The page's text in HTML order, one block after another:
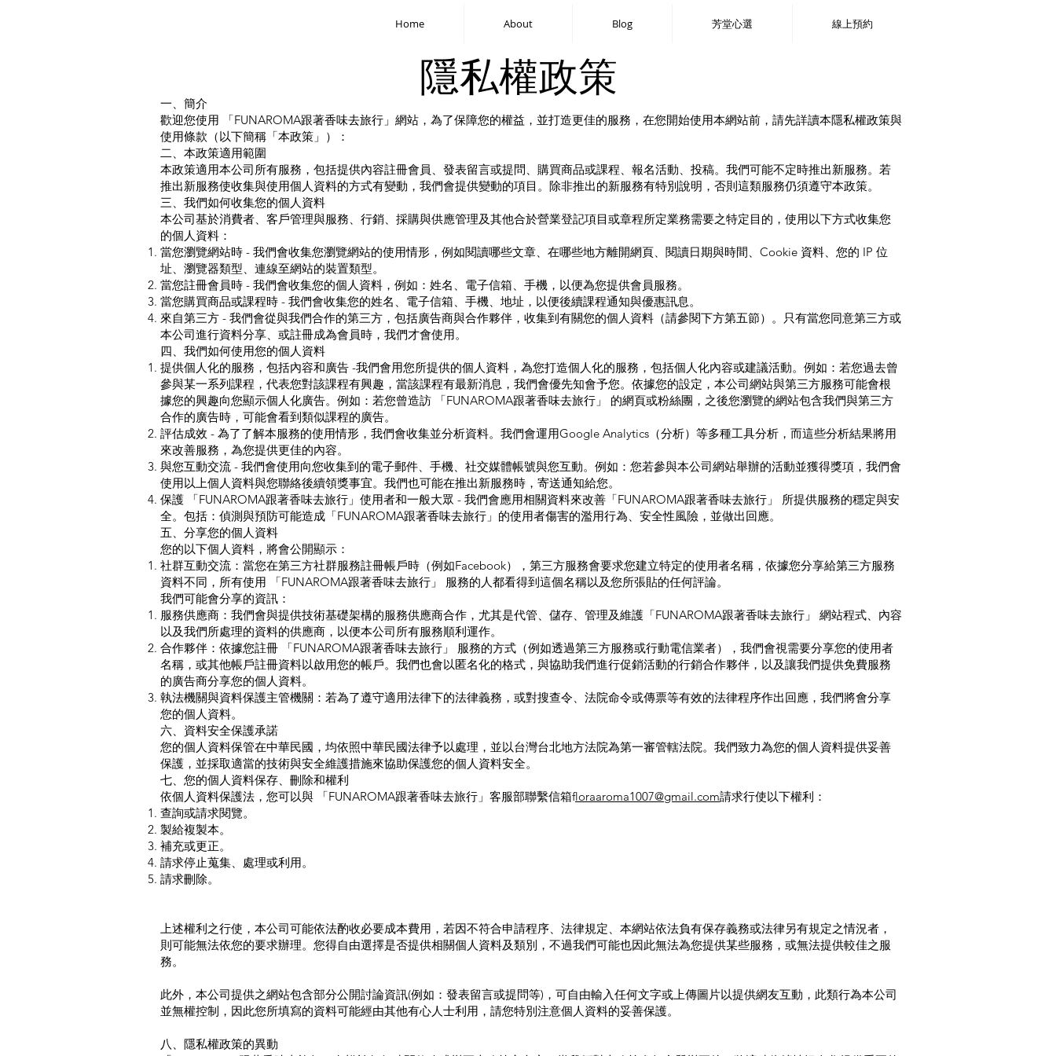
Home About Blog 芳堂心選 線上預約
隱私權政策
一、簡介
歡迎您使用 「FUNAROMA跟著香味去旅行」網站，為了保障您的權益，並打造更佳的服務，在您開始使用本網站前，請先詳讀本隱私權政策與
使用條款（以下簡稱「本政策」）：
二、本政策適用範圍
本政策適用本公司所有服務，包括提供內容註冊會員、發表留言或提問、購買商品或課程、報名活動、投稿。我們可能不定時推出新服務。若
推出新服務使收集與使用個人資料的方式有變動，我們會提供變動的項目。除非推出的新服務有特別說明，否則這類服務仍須遵守本政策。
三、我們如何收集您的個人資料
本公司基於消費者、客戶管理與服務、行銷、採購與供應管理及其他合於營業登記項目或章程所定業務需要之特定目的，使用以下方式收集您
的個人資料：
當您瀏覽網站時 - 我們會收集您瀏覽網站的使用情形，例如閱讀哪些文章、在哪些地方離開網頁、閱讀日期與時間、Cookie 資料、您的 IP 位
址、瀏覽器類型、連線至網站的裝置類型。
當您註冊會員時 - 我們會收集您的個人資料，例如：姓名、電子信箱、手機，以便為您提供會員服務。
當您購買商品或課程時 - 我們會收集您的姓名、電子信箱、手機、地址，以便後續課程通知與優惠訊息。
來自第三方 - 我們會從與我們合作的第三方，包括廣告商與合作夥伴，收集到有關您的個人資料（請參閱下方第五節）。只有當您同意第三方或
本公司進行資料分享、或註冊成為會員時，我們才會使用。
四、我們如何使用您的個人資料
提供個人化的服務，包括內容和廣告 -我們會用您所提供的個人資料，為您打造個人化的服務，包括個人化內容或建議活動。例如：若您過去曾
參與某一系列課程，代表您對該課程有興趣，當該課程有最新消息，我們會優先知會予您。依據您的設定，本公司網站與第三方服務可能會根
據您的興趣向您顯示個人化廣告。例如：若您曾造訪 「FUNAROMA跟著香味去旅行」 的網頁或粉絲團，之後您瀏覽的網站包含我們與第三方
合作的廣告時，可能會看到類似課程的廣告。
評估成效 - 為了了解本服務的使用情形，我們會收集並分析資料。我們會運用Google Analytics（分析）等多種工具分析，而這些分析結果將用
來改善服務，為您提供更佳的內容。
與您互動交流 - 我們會使用向您收集到的電子郵件、手機、社交媒體帳號與您互動。例如：您若參與本公司網站舉辦的活動並獲得獎項，我們會
使用以上個人資料與您聯絡後續領獎事宜。我們也可能在推出新服務時，寄送通知給您。
保護 「FUNAROMA跟著香味去旅行」使用者和一般大眾 - 我們會應用相關資料來改善「FUNAROMA跟著香味去旅行」 所提供服務的穩定與安
全。包括：偵測與預防可能造成 「FUNAROMA跟著香味去旅行」的使用者傷害的濫用行為、安全性風險，並做出回應。
五、分享您的個人資料
您的以下個人資料，將會公開顯示：
社群互動交流：當您在第三方社群服務註冊帳戶時（例如Facebook），第三方服務會要求您建立特定的使用者名稱，依據您分享給第三方服務
資料不同，所有使用 「FUNAROMA跟著香味去旅行」 服務的人都看得到這個名稱以及您所張貼的任何評論。
我們可能會分享的資訊：
服務供應商：我們會與提供技術基礎架構的服務供應商合作，尤其是代管、儲存、管理及維護「FUNAROMA跟著香味去旅行」 網站程式、內容
以及我們所處理的資料的供應商，以便本公司所有服務順利運作。
合作夥伴：依據您註冊 「FUNAROMA跟著香味去旅行」 服務的方式（例如透過第三方服務或行動電信業者），我們會視需要分享您的使用者
名稱，或其他帳戶註冊資料以啟用您的帳戶。我們也會以匿名化的格式，與協助我們進行促銷活動的行銷合作夥伴，以及讓我們提供免費服務
的廣告商分享您的個人資料。
執法機關與資料保護主管機關：若為了遵守適用法律下的法律義務，或對搜查令、法院命令或傳票等有效的法律程序作出回應，我們將會分享
您的個人資料。
六、資料安全保護承諾
您的個人資料保管在中華民國，均依照中華民國法律予以處理，並以台灣台北地方法院為第一審管轄法院。我們致力為您的個人資料提供妥善
保護，並採取適當的技術與安全維護措施來協助保護您的個人資料安全。
七、您的個人資料保存、刪除和權利
依個人資料保護法，您可以與 「FUNAROMA跟著香味去旅行」客服部聯繫信箱floraaroma1007@gmail.com請求行使以下權利：
查詢或請求閱覽。
製給複製本。
補充或更正。
請求停止蒐集、處理或利用。
請求刪除。
上述權利之行使，本公司可能依法酌收必要成本費用，若因不符合申請程序、法律規定、本網站依法負有保存義務或法律另有規定之情況者，
則可能無法依您的要求辦理。您得自由選擇是否提供相關個人資料及類別，不過我們可能也因此無法為您提供某些服務，或無法提供較佳之服
務。
此外，本公司提供之網站包含部分公開討論資訊(例如：發表留言或提問等)，可自由輸入任何文字或上傳圖片以提供網友互動，此類行為本公司
並無權控制，因此您所填寫的資料可能經由其他有心人士利用，請您特別注意個人資料的妥善保護。
八、隱私權政策的異動